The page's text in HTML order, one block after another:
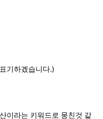
기하겠습니다.)
이라는 키워드로 뭉친것 같